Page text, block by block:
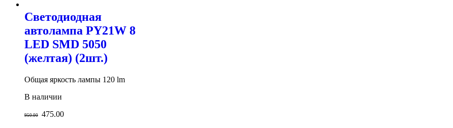
Светодиодная
автолампа PY21W 8
LED SMD 5050
(желтая) (2шт.)
Общая яркость лампы 120 lm
В наличии
950.00 475.00